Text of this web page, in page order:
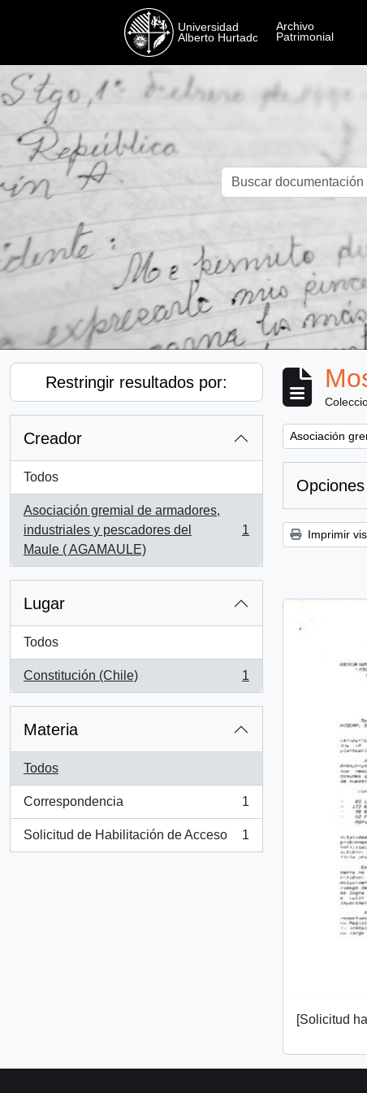
Restringir resultados por:
Creador
Todos
Asociación gremial de armadores,
industriales y pescadores del
Maule ( AGAMAULE)
, 1 resultados
1
Lugar
Todos
Constitución (Chile)
, 1 resultados
1
Materia
Todos
Correspondencia
, 1 resultados
1
Solicitud de Habilitación de Acceso
, 1 resultados
1
Remove filter:
Asociación
Imprimir
[Solicitud